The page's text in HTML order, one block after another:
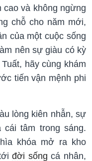
cao và không ngừng
chỗ cho năm mới,
của một cuộc sống
nên sự giàu có kỳ
hãy cùng khám
tiến vận mệnh phi
lòng kiên nhẫn, sự
cái tâm trong sáng.
khóa mở ra kho
tớiđời sống cá nhân,